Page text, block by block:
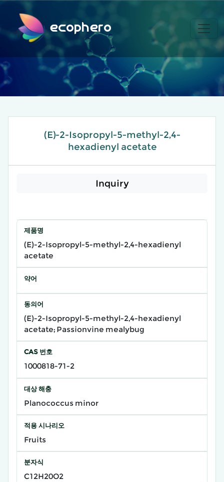
ecophero
(E)-2-Isopropyl-5-methyl-2,4-
hexadienyl acetate
Inquiry
제품명
(E)-2-Isopropyl-5-methyl-2,4-hexadienyl
acetate
약어
동의어
(E)-2-Isopropyl-5-methyl-2,4-hexadienyl
acetate; Passionvine mealybug
CAS 번호
1000818-71-2
대상 해충
Planococcus minor
적용 시나리오
Fruits
분자식
C12H20O2